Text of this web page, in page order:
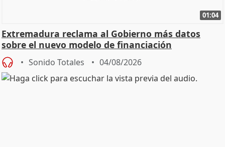
01:04
Extremadura reclama al Gobierno más datos
sobre el nuevo modelo de financiación
Sonido Totales 04/08/2026